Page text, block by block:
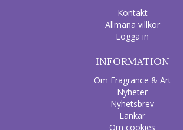
Kontakt
Allmäna villkor
Logga in
INFORMATION
Om Fragrance & Art
Nyheter
Nyhetsbrev
Länkar
Om cookies